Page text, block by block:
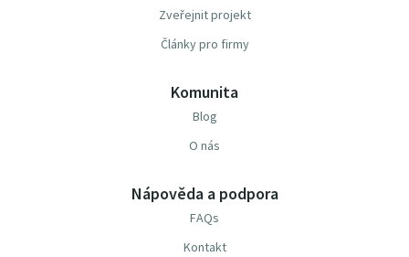
Zveřejnit projekt
Články pro firmy
Komunita
Blog
O nás
Nápověda a podpora
FAQs
Kontakt